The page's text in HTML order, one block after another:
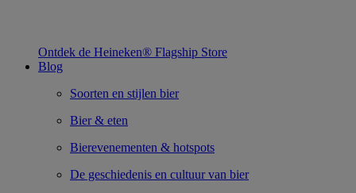
Ontdek de Heineken® Flagship Store
Blog
Soorten en stijlen bier
Bier & eten
Bierevenementen & hotspots
De geschiedenis en cultuur van bier